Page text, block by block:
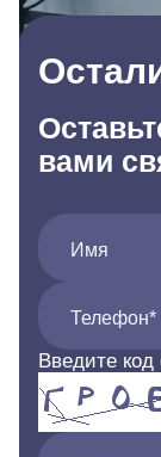
вами
Имя
Телефон*
Введите код